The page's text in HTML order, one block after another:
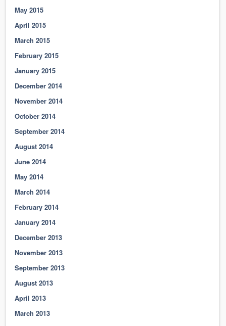
May 2015
April 2015
March 2015
February 2015
January 2015
December 2014
November 2014
October 2014
September 2014
August 2014
June 2014
May 2014
March 2014
February 2014
January 2014
December 2013
November 2013
September 2013
August 2013
April 2013
March 2013